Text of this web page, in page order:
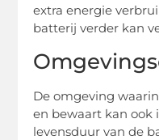
extra energie
batterij verder kan
De omgeving
en bewaart kan ook
levensduur van de